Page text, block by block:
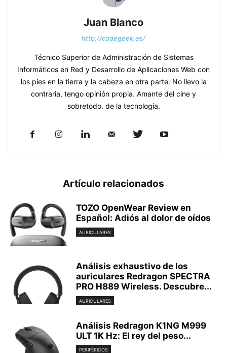
Juan Blanco
http://codegeek.es/
Técnico Superior de Administración de Sistemas
Informáticos en Red y Desarrollo de Aplicaciones Web con
los pies en la tierra y la cabeza en otra parte. No llevo la
contraria, tengo opinión propia. Amante del cine y
sobretodo. de la tecnología.
Artículo relacionados
TOZO OpenWear Review en
Español: Adiós al dolor de oídos
AURICULARES
Análisis exhaustivo de los
auriculares Redragon SPECTRA
PRO H889 Wireless. Descubre...
AURICULARES
Análisis Redragon K1NG M999
ULT 1K Hz: El rey del peso...
PERIFÉRICOS